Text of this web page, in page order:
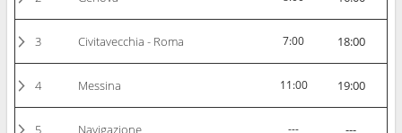
3 Civitavecchia - Roma 7:00 18:00
4 Messina 11:00 19:00
5 Navigazione --- ---